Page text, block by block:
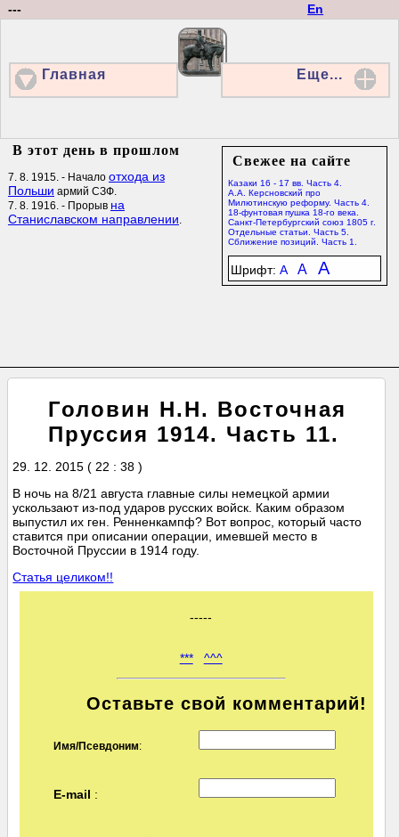
En
---
Главная Еще...
Свежее на сайте
Казаки 16 - 17 вв. Часть 4.
А.А. Керсновский про
Милютинскую реформу. Часть 4.
18-фунтовая пушка 18-го века.
Санкт-Петербургский союз 1805 г.
Отдельные статьи. Часть 5.
Сближение позиций. Часть 1.
Шрифт: A A A
В этот день в прошлом
7. 8. 1915. - Начало отхода из
Польши армий СЗФ.
7. 8. 1916. - Прорыв на
Станиславском направлении.
Головин Н.Н. Восточная
Пруссия 1914. Часть 11.
29. 12. 2015 ( 22 : 38 )
В ночь на 8/21 августа главные силы немецкой армии
ускользают из-под ударов русских войск. Каким образом
выпустил их ген. Ренненкампф? Вот вопрос, который часто
ставится при описании операции, имевшей место в
Восточной Пруссии в 1914 году.
Статья целиком!!
-----
*** ^^^
Оставьте свой комментарий!
Имя/Псевдоним:
E-mail :